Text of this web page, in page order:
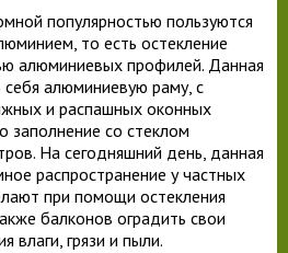
популярностью пользуются
то есть остекление
алюминиевых профилей. Данная
себя алюминиевую раму, с
и распашных оконных
заполнение со стеклом
На сегодняшний день, данная
распространение у частных
при помощи остекления
балконов оградить свои
влаги, грязи и пыли.